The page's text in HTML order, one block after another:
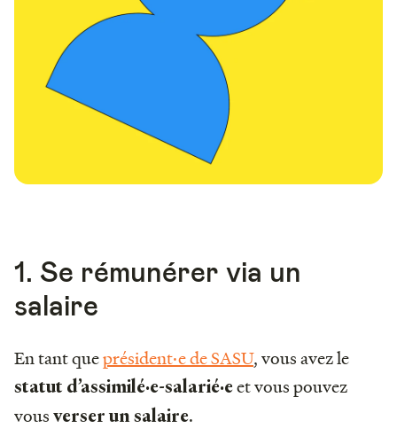
1. Se rémunérer via un
salaire
En tant queprésident·e de SASU, vous avez le
statut d’assimilé·e-salarié·eet vous pouvez
vous verser un salaire.